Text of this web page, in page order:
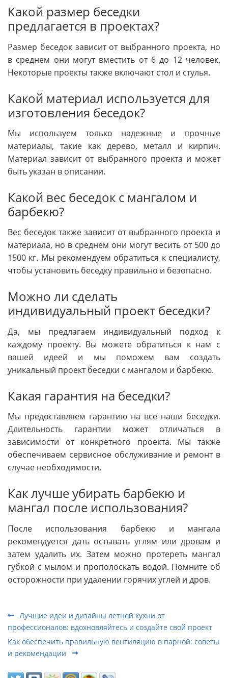
Какой размер беседки
предлагается в проектах?
Размер беседок зависит от выбранного проекта, но
в среднем они могут вместить от 6 до 12 человек.
Некоторые проекты также включают стол и стулья.
Какой материал используется для
изготовления беседок?
Мы используем только надежные и прочные
материалы, такие как дерево, металл и кирпич.
Материал зависит от выбранного проекта и может
быть указан в описании.
Какой вес беседок с мангалом и
барбекю?
Вес беседок также зависит от выбранного проекта и
материала, но в среднем они могут весить от 500 до
1500 кг. Мы рекомендуем обратиться к специалисту,
чтобы установить беседку правильно и безопасно.
Можно ли сделать
индивидуальный проект беседки?
Да, мы предлагаем индивидуальный подход к
каждому проекту. Вы можете обратиться к нам с
вашей идеей и мы поможем вам создать
уникальный проект беседки с мангалом и барбекю.
Какая гарантия на беседки?
Мы предоставляем гарантию на все наши беседки.
Длительность гарантии может отличаться в
зависимости от конкретного проекта. Мы также
обеспечиваем сервисное обслуживание и ремонт в
случае необходимости.
Как лучше убирать барбекю и
мангал после использования?
После использования барбекю и мангала
рекомендуется дать остывать углям или дровам и
затем удалить их. Затем можно протереть мангал
губкой с мылом и прополоскать водой. Помните об
осторожности при удалении горячих углей и дров.
Лучшие идеи и дизайны летней кухни от
профессионалов: вдохновляйтесь и создайте свой проект
Как обеспечить правильную вентиляцию в парной: советы
и рекомендации